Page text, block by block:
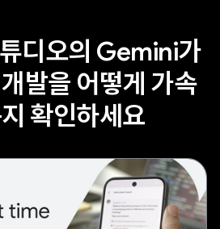
디오의 Gemini가
발을 어떻게 가속
확인하세요